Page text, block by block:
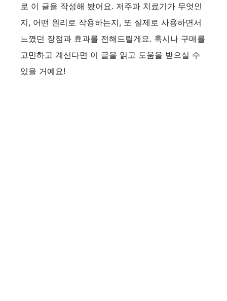
로 이 글을 작성해 봤어요. 저주파 치료기가 무엇인
지, 어떤 원리로 작용하는지, 또 실제로 사용하면서
느꼈던 장점과 효과를 전해드릴게요. 혹시나 구매를
고민하고 계신다면 이 글을 읽고 도움을 받으실 수
있을 거예요!